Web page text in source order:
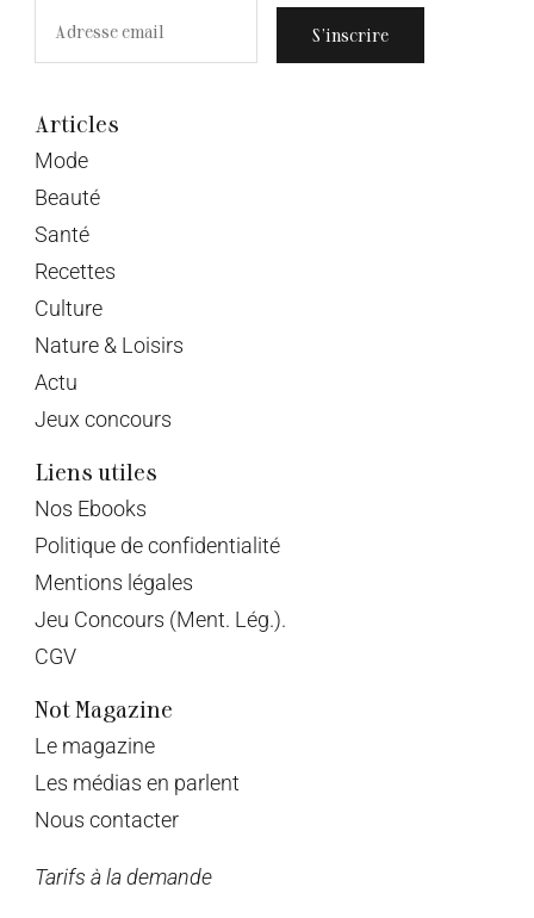
S’inscrire
Articles
Mode
Beauté
Santé
Recettes
Culture
Nature & Loisirs
Actu
Jeux concours
Liens utiles
Nos Ebooks
Politique de confidentialité
Mentions légales
Jeu Concours (Ment. Lég.).
CGV
Not Magazine
Le magazine
Les médias en parlent
Nous contacter
Tarifs à la demande